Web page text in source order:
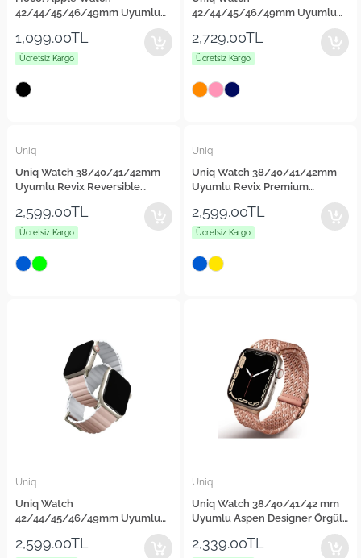
42/44/45/46/49mm Uyumlu
1,099.00TL
Ücretsiz Kargo
42/44/45/46/49mm Uyumlu
Revix Evo Reversible Manyetik
Kordon
2,729.00TL
Ücretsiz Kargo
Uniq
Uniq Watch 38/40/41/42mm
Uyumlu Revix Reversible
2,599.00TL
Ücretsiz Kargo
Uniq
Uniq Watch 38/40/41/42mm
Uyumlu Revix Premium
Reversible Manyetik Kordon
2,599.00TL
Ücretsiz Kargo
Uniq
Uniq Watch
42/44/45/46/49mm Uyumlu
Manyetik Kordon
2,599.00TL
Uniq
Uniq Watch 38/40/41/42 mm
Uyumlu Aspen Designer Örgülü
2,339.00TL